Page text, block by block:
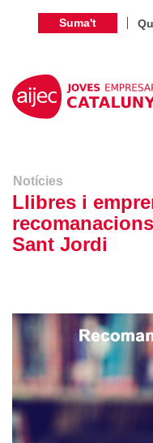
Suma't
Notícies
Llibres i
Sant Jordi